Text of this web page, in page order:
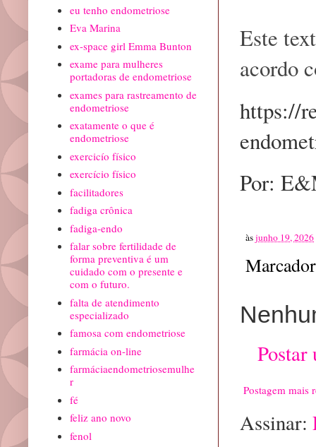
Este
acordo
https://
Por:
àsjunho 19, 2026
Postar
Postagem mais
Assinar:
eu tenho endometriose
Eva Marina
ex-space girl Emma Bunton
exame para mulheres
portadoras de endometriose
exames para rastreamento de
endometriose
exatamente o que é
endometriose
exercicío físico
exercício físico
facilitadores
fadiga crônica
fadiga-endo
falar sobre fertilidade de
forma preventiva é um
cuidado com o presente e
com o futuro.
falta de atendimento
especializado
famosa com endometriose
farmácia on-line
farmáciaendometriosemulhe
r
fé
feliz ano novo
fenol